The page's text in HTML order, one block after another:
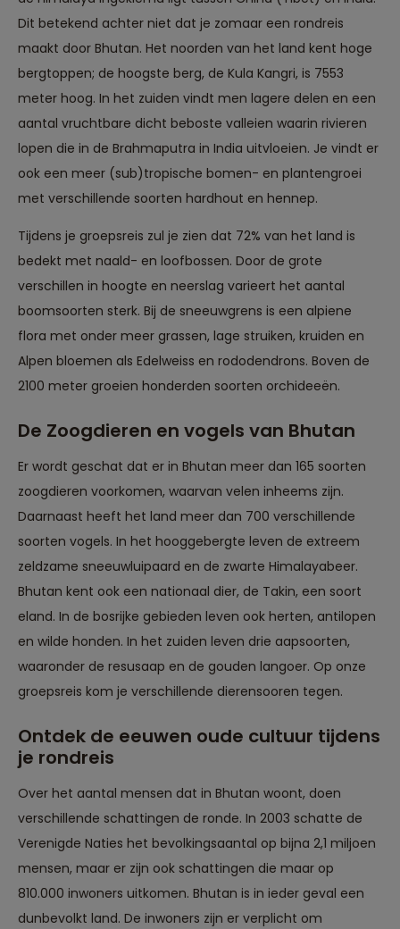
Dit betekend achter niet dat je zomaar een rondreis
maakt door Bhutan. Het noorden van het land kent hoge
bergtoppen; de hoogste berg, de Kula Kangri, is 7553
meter hoog. In het zuiden vindt men lagere delen en een
aantal vruchtbare dicht beboste valleien waarin rivieren
lopen die in de Brahmaputra in India uitvloeien. Je vindt er
ook een meer (sub)tropische bomen- en plantengroei
met verschillende soorten hardhout en hennep.
Tijdens je groepsreis zul je zien dat 72% van het land is
bedekt met naald- en loofbossen. Door de grote
verschillen in hoogte en neerslag varieert het aantal
boomsoorten sterk. Bij de sneeuwgrens is een alpiene
flora met onder meer grassen, lage struiken, kruiden en
Alpen bloemen als Edelweiss en rododendrons. Boven de
2100 meter groeien honderden soorten orchideeën.
De Zoogdieren en vogels van Bhutan
Er wordt geschat dat er in Bhutan meer dan 165 soorten
zoogdieren voorkomen, waarvan velen inheems zijn.
Daarnaast heeft het land meer dan 700 verschillende
soorten vogels. In het hooggebergte leven de extreem
zeldzame sneeuwluipaard en de zwarte Himalayabeer.
Bhutan kent ook een nationaal dier, de Takin, een soort
eland. In de bosrijke gebieden leven ook herten, antilopen
en wilde honden. In het zuiden leven drie aapsoorten,
waaronder de resusaap en de gouden langoer. Op onze
groepsreis kom je verschillende dierensooren tegen.
Ontdek de eeuwen oude cultuur tijdens
je rondreis
Over het aantal mensen dat in Bhutan woont, doen
verschillende schattingen de ronde. In 2003 schatte de
Verenigde Naties het bevolkingsaantal op bijna 2,1 miljoen
mensen, maar er zijn ook schattingen die maar op
810.000 inwoners uitkomen. Bhutan is in ieder geval een
dunbevolkt land. De inwoners zijn er verplicht om